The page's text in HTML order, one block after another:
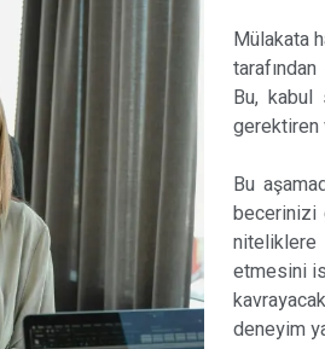
Mülakata
Bu, kabul
gerektiren
Bu
becerinizi
etmesini
deneyim